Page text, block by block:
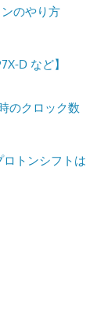
のやり方
D など】
のクロック数
ロトンシフトは